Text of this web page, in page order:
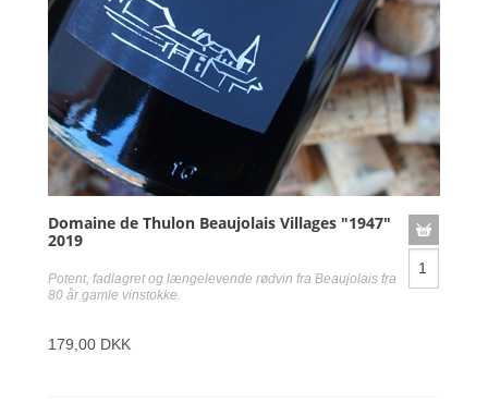
Domaine de Thulon Beaujolais Villages "1947"
2019
Potent, fadlagret og længelevende rødvin fra Beaujolais fra
80 år gamle vinstokke.
179,00 DKK